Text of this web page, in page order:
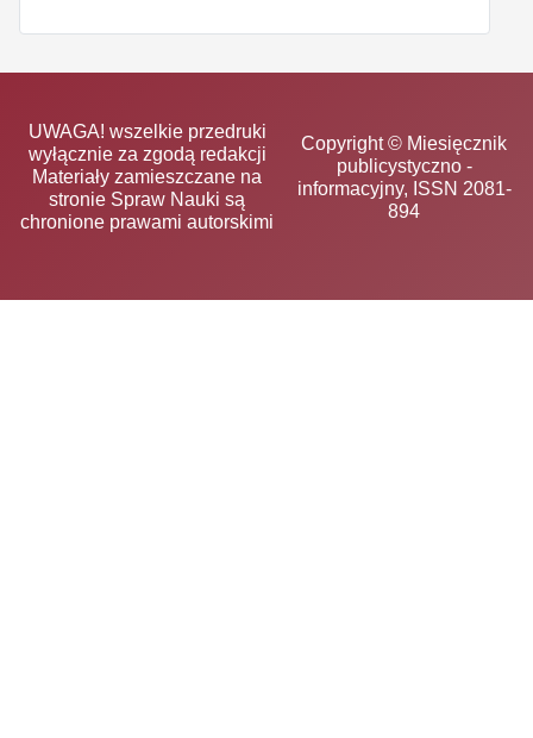
UWAGA! wszelkie przedruki
wyłącznie za zgodą redakcji
Materiały zamieszczane na
stronie Spraw Nauki są
chronione prawami autorskimi
Copyright © Miesięcznik
publicystyczno -
informacyjny, ISSN 2081-
894